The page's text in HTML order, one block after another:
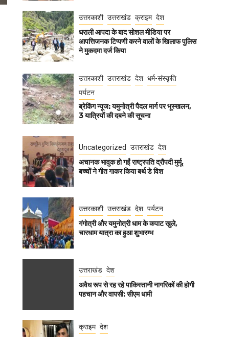
उत्तरकाशी उत्तराखंड क्राइम देश
धराली आपदा के बाद सोशल मीडिया पर
आपत्तिजनक टिप्पणी करने वालों के खिलाफ पुलिस
ने मुकदमा दर्ज किया
उत्तरकाशी उत्तराखंड देश धर्म-संस्कृति
पर्यटन
ब्रेकिंग न्यूज: यमुनोत्री पैदल मार्ग पर भूस्खलन,
3 यात्रियों की दबने की सूचना
Uncategorized उत्तराखंड देश
अचानक भावुक हो गईं राष्ट्रपति द्रौपदी मुर्मू,
बच्चों ने गीत गाकर किया बर्थ डे विश
उत्तरकाशी उत्तराखंड देश पर्यटन
गंगोत्री और यमुनोत्री धाम के कपाट खुले,
चारधाम यात्रा का हुआ शुभारम्भ
उत्तराखंड देश
अवैध रूप से रह रहे पाकिस्तानी नागरिकों की होगी
पहचान और वापसी: सीएम धामी
क्राइम देश